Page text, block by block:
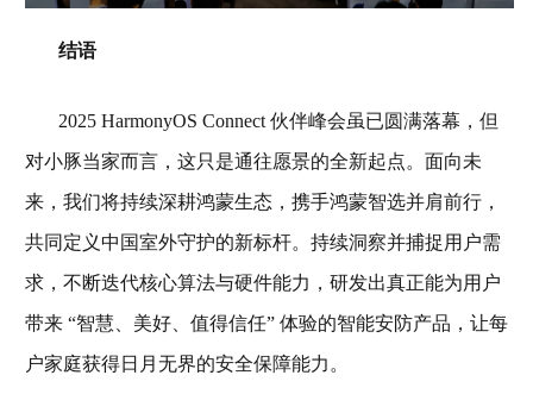
结语
2025 HarmonyOS Connect 伙伴峰会虽已圆满落幕，但
对小豚当家而言，这只是通往愿景的全新起点。面向未
来，我们将持续深耕鸿蒙生态，携手鸿蒙智选并肩前行，
共同定义中国室外守护的新标杆。持续洞察并捕捉用户需
求，不断迭代核心算法与硬件能力，研发出真正能为用户
带来 “智慧、美好、值得信任” 体验的智能安防产品，让每
户家庭获得日月无界的安全保障能力。